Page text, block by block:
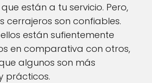
están a tu servicio. Pero,
cerrajeros son confiables.
están sufientemente
en comparativa con otros,
algunos son más
prácticos.